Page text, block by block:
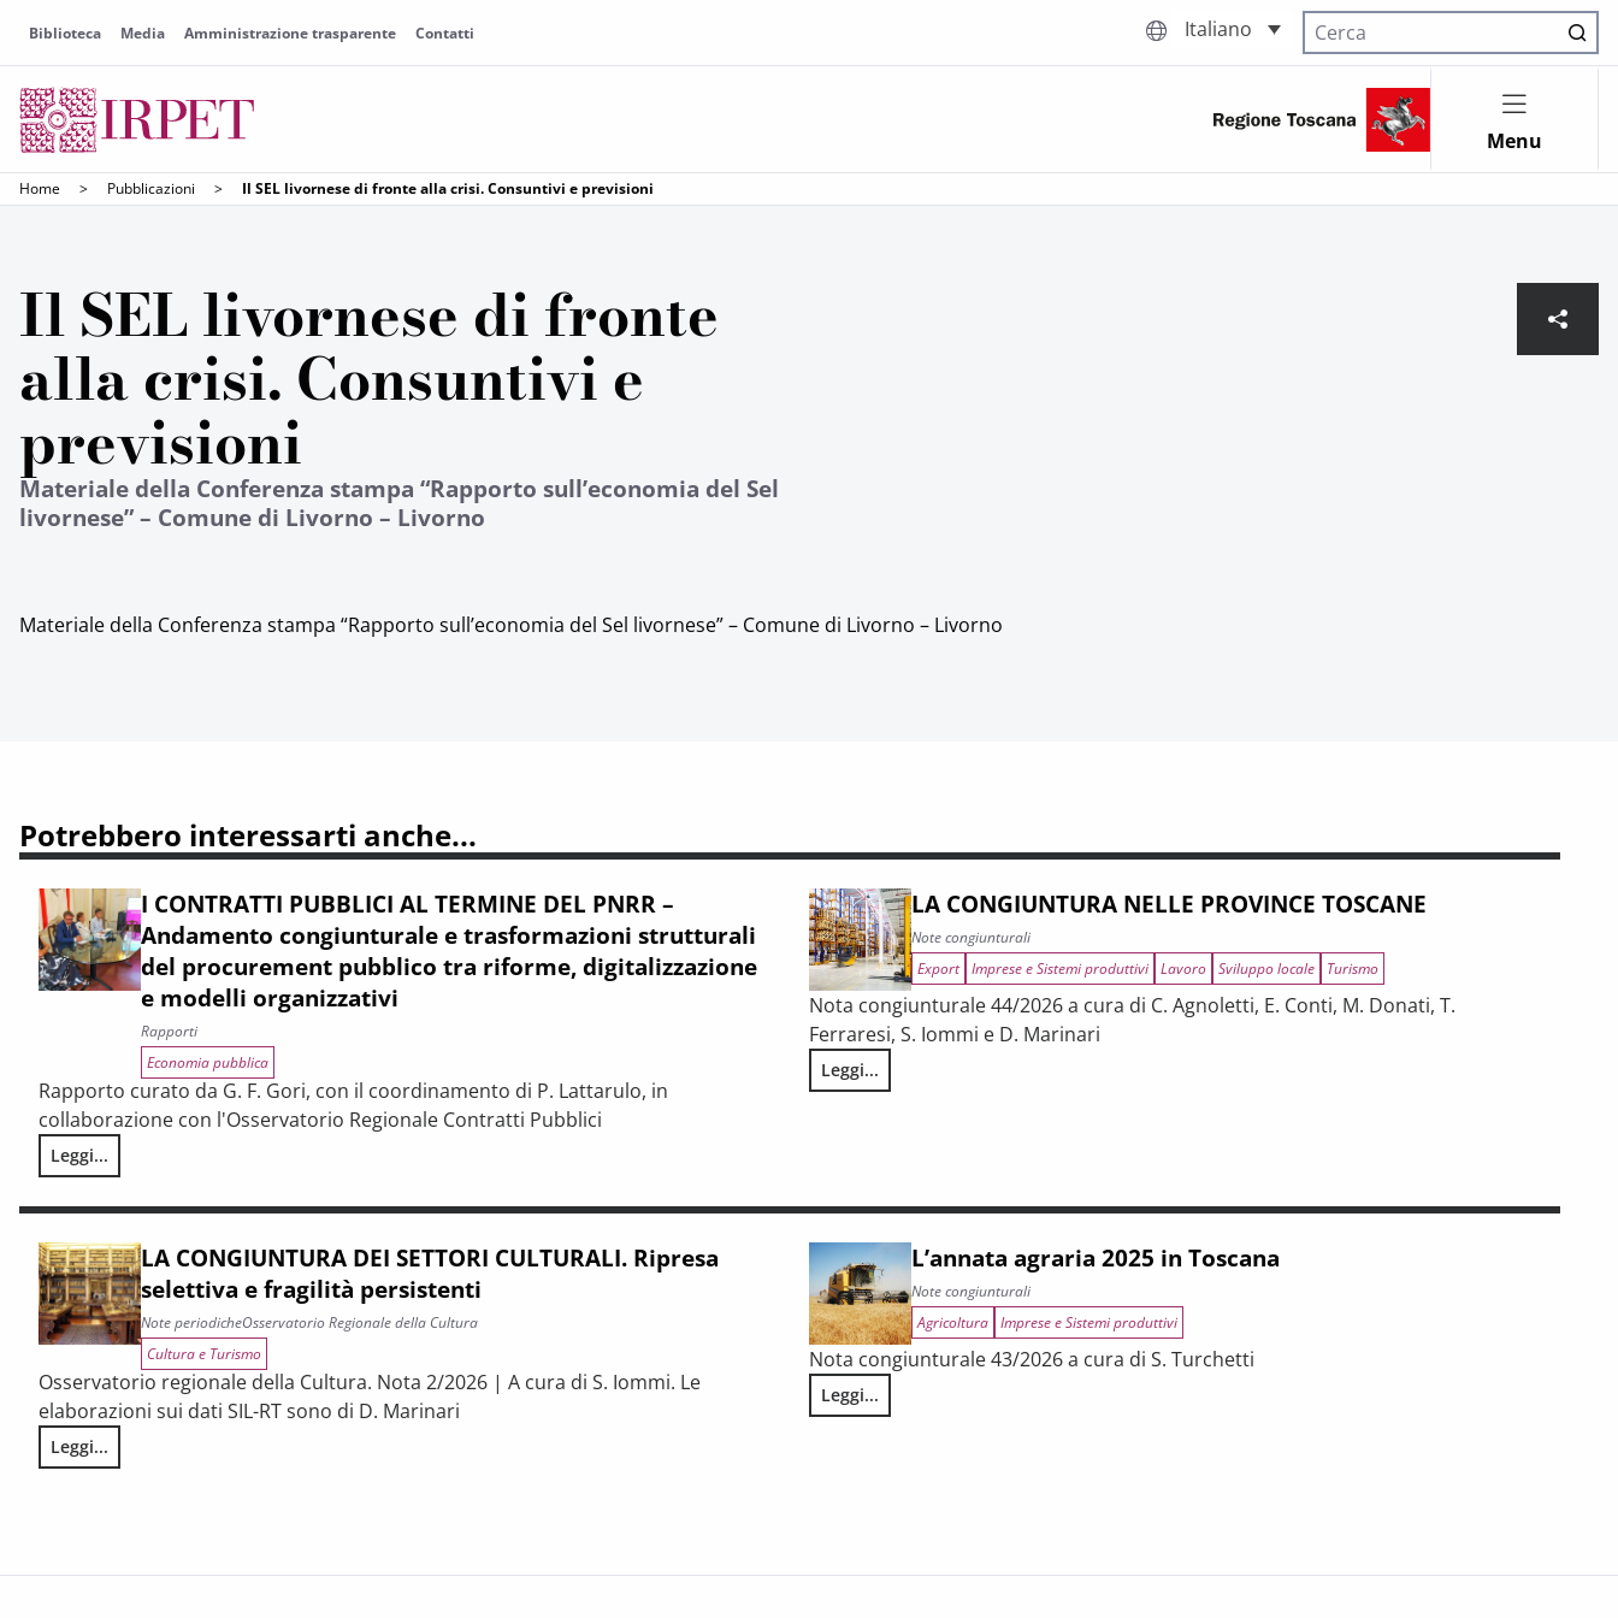
Biblioteca Media Amministrazione trasparente Contatti Italiano
Cerca nel sito
Menu
Home > Pubblicazioni > Il SEL livornese di fronte alla crisi. Consuntivi e previsioni
Il SEL livornese di fronte
alla crisi. Consuntivi e
previsioni
Materiale della Conferenza stampa “Rapporto sull’economia del Sel
livornese” – Comune di Livorno – Livorno
Materiale della Conferenza stampa “Rapporto sull’economia del Sel livornese” – Comune di Livorno – Livorno
Potrebbero interessarti anche...
I CONTRATTI PUBBLICI AL TERMINE DEL PNRR –
Andamento congiunturale e trasformazioni strutturali
del procurement pubblico tra riforme, digitalizzazione
e modelli organizzativi
Rapporti
Economia pubblica
Rapporto curato da G. F. Gori, con il coordinamento di P. Lattarulo, in
collaborazione con l'Osservatorio Regionale Contratti Pubblici
Leggi...
I CONTRATTI PUBBLICI AL TERMINE DEL PNRR – Andamento congiunturale e trasformazioni strutturali del procurement pubblico tra riforme, digitalizzazione e modelli organizzativi
LA CONGIUNTURA NELLE PROVINCE TOSCANE
Note congiunturali
Export Imprese e Sistemi produttivi Lavoro Sviluppo locale Turismo
Nota congiunturale 44/2026 a cura di C. Agnoletti, E. Conti, M. Donati, T.
Ferraresi, S. Iommi e D. Marinari
Leggi...
LA CONGIUNTURA NELLE PROVINCE TOSCANE
LA CONGIUNTURA DEI SETTORI CULTURALI. Ripresa
selettiva e fragilità persistenti
Note periodicheOsservatorio Regionale della Cultura
Cultura e Turismo
Osservatorio regionale della Cultura. Nota 2/2026 | A cura di S. Iommi. Le
elaborazioni sui dati SIL-RT sono di D. Marinari
Leggi...
LA CONGIUNTURA DEI SETTORI CULTURALI. Ripresa selettiva e fragilità persistenti
L’annata agraria 2025 in Toscana
Note congiunturali
Agricoltura Imprese e Sistemi produttivi
Nota congiunturale 43/2026 a cura di S. Turchetti
Leggi...
L’annata agraria 2025 in Toscana